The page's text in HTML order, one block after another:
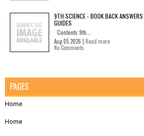
9TH SCIENCE - BOOK BACK
GUIDES
Contents 9th...
Aug 05 2026 | Read more
No Comments
PAGES
Home
Home